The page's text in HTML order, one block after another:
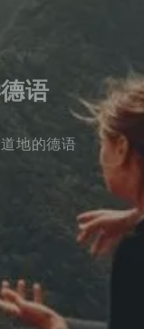
语
地的德语